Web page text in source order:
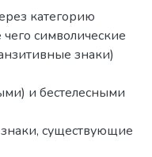
категорию
символические
знаки)
и бестелесными
существующие